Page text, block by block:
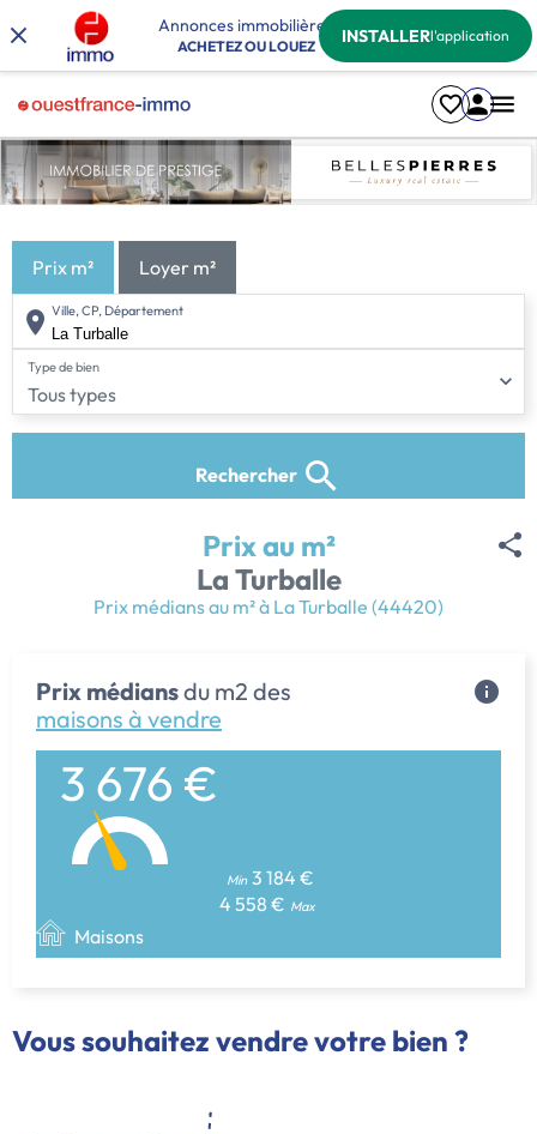
Annonces immobilières
ACHETEZ OU LOUEZ INSTALLERl'application
Prix m² Loyer m²
Ville, CP, Département
Type de bien
Tous types
Rechercher
Prix au m²
La Turballe
Prix médians au m² à La Turballe (44420)
Prix médiansdu m2 des
maisons à vendre
3 676 €
Min 3 184 €
4 558 € Max
Maisons
Vous souhaitez vendre votre bien ?